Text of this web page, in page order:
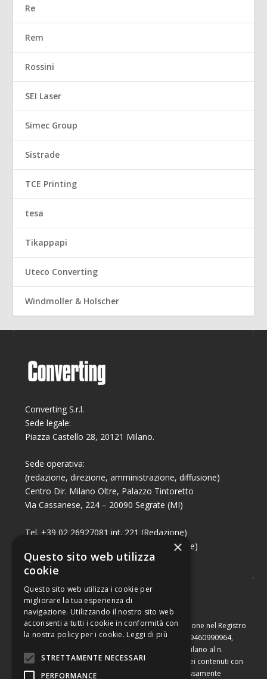
Re
Rem
Rossini
SEI Laser
Simec Group
Sistrade
TCE Printing
tesa
Tikappapi
Uteco Converting
Windmoller & Holscher
Converting S.r.l.
Sede legale:
Piazza Castello 28, 20121 Milano.
Sede operativa:
(redazione, direzione, amministrazione, diffusione)
Centro Dir. Milano Oltre, Palazzo Tintoretto
Via Cassanese, 224 – 20090 Segrate (MI)
Tel. +39 02 26927081 int. 221 (Redazione)
Tel. +39 02 26927081 int. 224 (Commerciale)
Fax +39 02 26951006
Capitale sociale di Euro 10.000,00 – Numero di iscrizione nel Registro
delle Imprese di Milano, partita Iva e codice fiscale 09460990964,
iscritta al Repertorio Economico Amministrativo di Milano al n.
2091710. È vietata la riproduzione, anche parziale, dei contenuti con
qualsiasi mezzo, compresa la stampa, se non espressamente
×
Questo sito web utilizza
cookie
Questo sito web utilizza i cookie per
migliorare la tua esperienza di
navigazione. Utilizzando il nostro sito web
acconsenti a tutti i cookie in conformità con
la nostra policy per i cookie. Leggi di più
STRETTAMENTE NECESSARI
PERFORMANCE